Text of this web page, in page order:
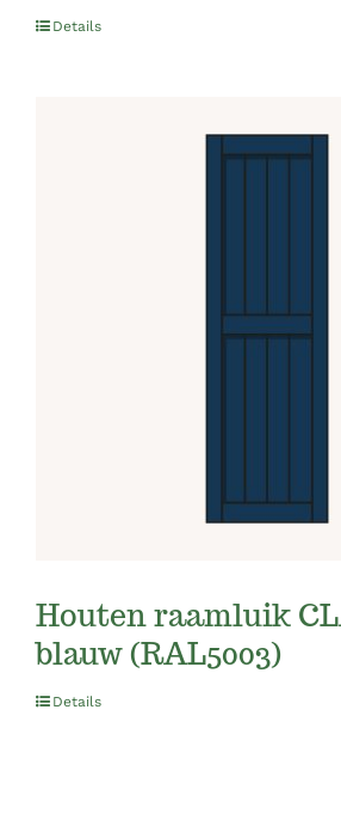
Details
Houten raamluik
blauw (RAL5003)
Details